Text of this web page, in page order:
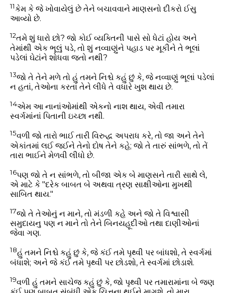
11કેમ કે જે ખોવાયેલું છે તેને બચાવવાને માણસનો દીકરો ઈસુ
આવ્યો છે.
12તમે શું ધારો છો? જો કોઈ વ્યક્તિની પાસે સો ધેટાં હોય અને
તેમાંથી એક ભૂલું પડે, તો શું નવ્વાણુંને પહાડ પર મૂકીને તે ભૂલાં
પડેલાં ઘેટાંને શોધવા જતો નથી?
13જો તે તેને મળે તો હું તમને નિશ્ચે કહું છું કે, જે નવ્વાણું ભૂલાં પડેલાં
ન હતાં, તેઓના કરતાં તેને લીધે તે વધારે ખુશ થાય છે.
14એમ આ નાનાંઓમાંથી એકનો નાશ થાય, એવી તમારા
સ્વર્ગમાંનાં પિતાની ઇચ્છા નથી.
15વળી જો તારો ભાઈ તારી વિરુદ્ધ અપરાધ કરે, તો જા અને તેને
એકાંતમાં લઈ જઈને તેનો દોષ તેને કહે; જો તે તારું સાંભળે, તો તેં
તારા ભાઈને મેળવી લીધો છે.
16પણ જો તે ન સાંભળે, તો બીજા એક બે માણસને તારી સાથે લે,
એ માટે કે "દરેક બાબત બે અથવા ત્રણ સાક્ષીઓના મુખથી
સાબિત થાય."
17જો તે તેઓનું ન માને, તો મંડળી કહે અને જો તે વિશ્વાસી
સમુદાયનુ પણ ન માને તો તેને બિનયહૂદીઓ તથા દાણીઓનાં
જેવા ગણ.
18હું તમને નિશ્ચે કહું છું કે, જે કંઈ તમે પૃથ્વી પર બાંધશો, તે સ્વર્ગમાં
બંધાશે; અને જે કંઈ તમે પૃથ્વી પર છોડશો, તે સ્વર્ગમાં છોડાશે.
19વળી હું તમને સાચેજ કહું છું કે, જો પૃથ્વી પર તમારામાંના બે જણ